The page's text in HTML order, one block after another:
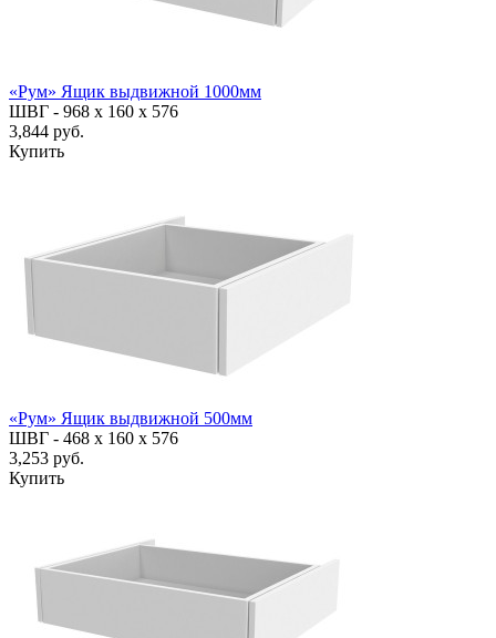
«Рум» Ящик выдвижной 1000мм
ШВГ - 968 х 160 х 576
3,844 руб.
Купить
«Рум» Ящик выдвижной 500мм
ШВГ - 468 х 160 х 576
3,253 руб.
Купить